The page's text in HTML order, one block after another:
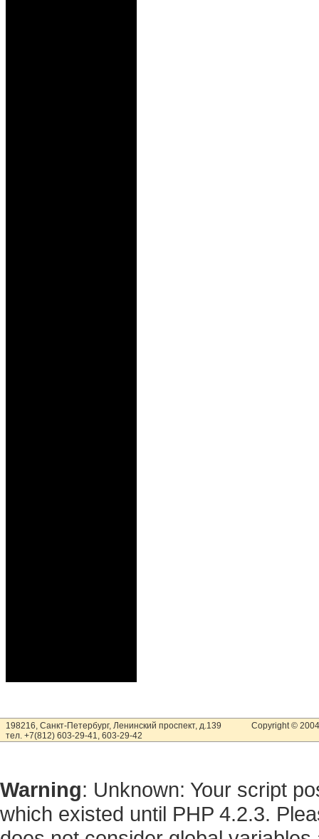
198216, Санкт-Петербург, Ленинский проспект, д.139
тел. +7(812) 603-29-41, 603-29-42
Copyright ©
Warning: Unknown: Your script
which existed until PHP 4.2.3.